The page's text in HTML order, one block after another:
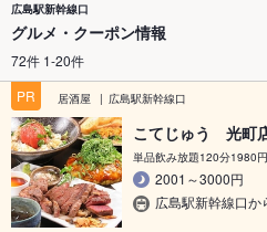
広島駅新幹線口
グルメ・クーポン情報
72件 1-20件
PR
居酒屋 広島駅新幹線口
こてじゅう 光町
単品飲み放題120分1980
2001～3000円
広島駅新幹線口